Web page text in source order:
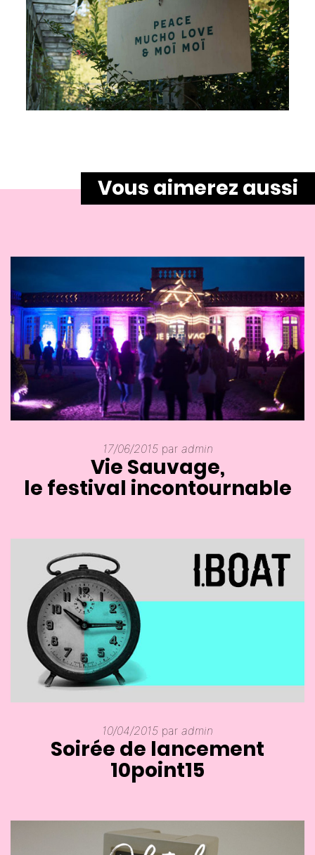
Vous aimerez aussi
Vie Sauvage,
le festival incontournable
17/06/2015 par admin
Soirée de lancement
10point15
10/04/2015 par admin